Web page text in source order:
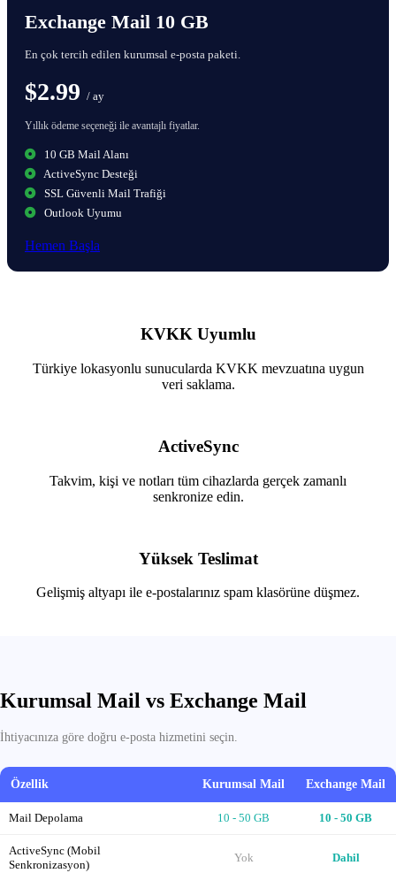
Exchange Mail 10 GB
En çok tercih edilen kurumsal e-posta paketi.
$2.99 / ay
Yıllık ödeme seçeneği ile avantajlı fiyatlar.
10 GB Mail Alanı
ActiveSync Desteği
SSL Güvenli Mail Trafiği
Outlook Uyumu
Hemen Başla
KVKK Uyumlu
Türkiye lokasyonlu sunucularda KVKK mevzuatına uygun
veri saklama.
ActiveSync
Takvim, kişi ve notları tüm cihazlarda gerçek zamanlı
senkronize edin.
Yüksek Teslimat
Gelişmiş altyapı ile e-postalarınız spam klasörüne düşmez.
Kurumsal Mail vs Exchange Mail
İhtiyacınıza göre doğru e-posta hizmetini seçin.
Özellik Kurumsal Mail Exchange Mail
Mail Depolama 10 - 50 GB 10 - 50 GB
ActiveSync (Mobil
Senkronizasyon)
Yok Dahil